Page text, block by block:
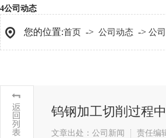
4公司动态
您的位置:首页 -> 公司动态 -> 公
钨钢加工切削过程
文章出处：公司新闻 责任编